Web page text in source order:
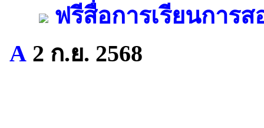
ฟรีสื่อการเรียนการ
A 2 ก.ย. 2568